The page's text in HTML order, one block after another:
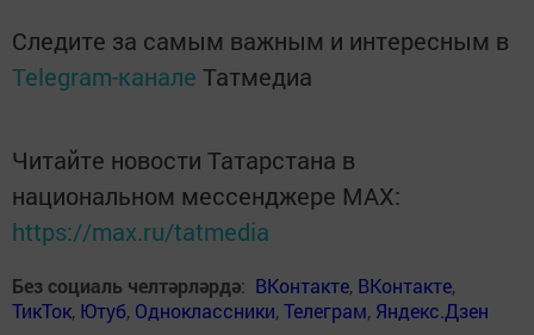
Следите за самым важным и интересным в
Telegram-канале Татмедиа
Читайте новости Татарстана в
национальном мессенджере MАХ:
https://max.ru/tatmedia
Без социаль челтәрләрдә: ВКонтакте, ВКонтакте,
ТикТок, Ютуб, Одноклассники,Телеграм, Яндекс.Дзен